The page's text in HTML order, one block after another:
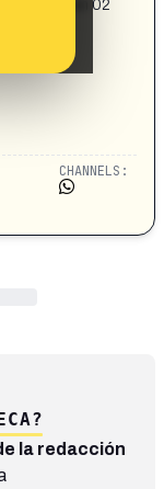
termina en 02
275cm
CHANNELS:
la redacción